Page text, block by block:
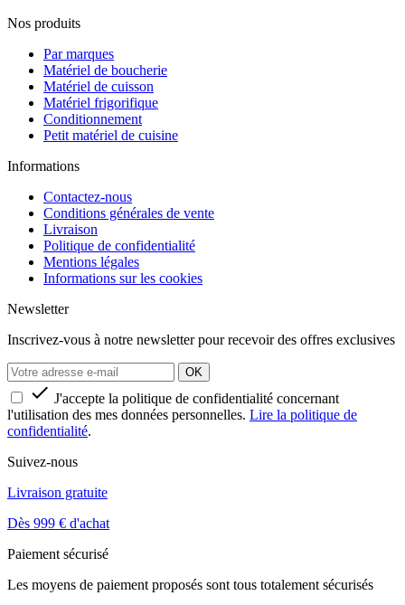
Nos produits
Par marques
Matériel de boucherie
Matériel de cuisson
Matériel frigorifique
Conditionnement
Petit matériel de cuisine
Informations
Contactez-nous
Conditions générales de vente
Livraison
Politique de confidentialité
Mentions légales
Informations sur les cookies
Newsletter
Inscrivez-vous à notre newsletter pour recevoir des offres exclusives
 J'accepte la politique de confidentialité concernant
l'utilisation des mes données personnelles. Lire la politique de
confidentialité.
Suivez-nous
Livraison gratuite
Dès 999 € d'achat
Paiement sécurisé
Les moyens de paiement proposés sont tous totalement sécurisés